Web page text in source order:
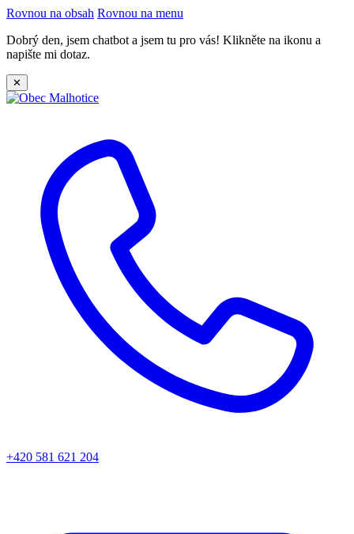
Rovnou na obsah Rovnou na menu
Dobrý den, jsem chatbot a jsem tu pro vás! Klikněte na ikonu a
napište mi dotaz.
✕
+420 581 621 204